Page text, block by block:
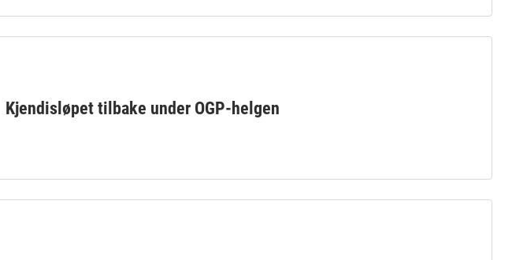
Kjendisløpet tilbake under OGP-helgen